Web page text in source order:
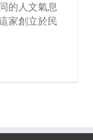
的人文氣息
家創立於民